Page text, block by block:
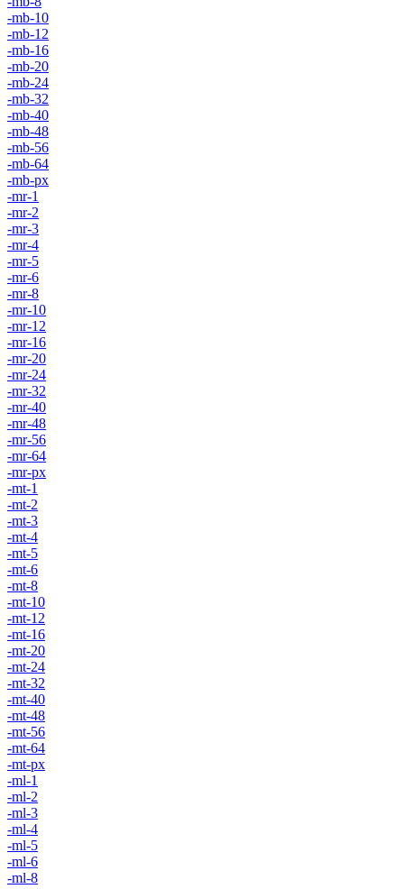
-mb-10
-mb-12
-mb-16
-mb-20
-mb-24
-mb-32
-mb-40
-mb-48
-mb-56
-mb-64
-mb-px
-mr-1
-mr-2
-mr-3
-mr-4
-mr-5
-mr-6
-mr-8
-mr-10
-mr-12
-mr-16
-mr-20
-mr-24
-mr-32
-mr-40
-mr-48
-mr-56
-mr-64
-mr-px
-mt-1
-mt-2
-mt-3
-mt-4
-mt-5
-mt-6
-mt-8
-mt-10
-mt-12
-mt-16
-mt-20
-mt-24
-mt-32
-mt-40
-mt-48
-mt-56
-mt-64
-mt-px
-ml-1
-ml-2
-ml-3
-ml-4
-ml-5
-ml-6
-ml-8